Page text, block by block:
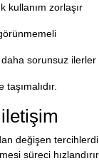
kullanım zorlaşır
sorunsuz ilerler
değişen
süreci